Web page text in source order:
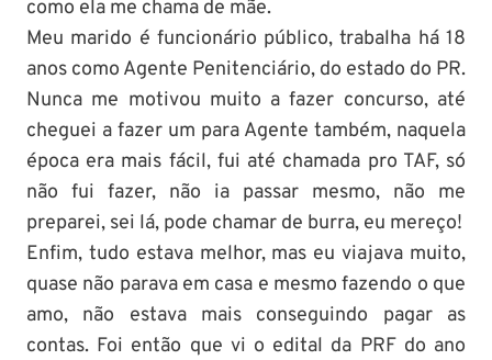
como ela me chama de mãe.
Meu marido é funcionário público, trabalha há 18
anos como Agente Penitenciário, do estado do PR.
Nunca me motivou muito a fazer concurso, até
cheguei a fazer um para Agente também, naquela
época era mais fácil, fui até chamada pro TAF, só
não fui fazer, não ia passar mesmo, não me
preparei, sei lá, pode chamar de burra, eu mereço!
Enfim, tudo estava melhor, mas eu viajava muito,
quase não parava em casa e mesmo fazendo o que
amo, não estava mais conseguindo pagar as
contas. Foi então que vi o edital da PRF do ano